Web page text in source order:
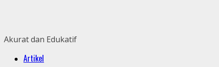
Akurat dan Edukatif
PrimaryArtikel